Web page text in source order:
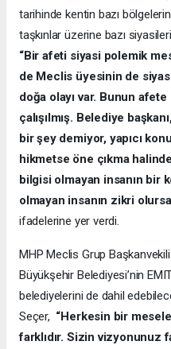
tarihinde kentin bazı
taşkınlar üzerine bazı
“Bir afeti siyasi polemik
de Meclis üyesinin de
doğa olayı var. Bunun
çalışılmış. Belediye
bir şey demiyor, yapıcı
hikmetse öne çıkma
bilgisi olmayan insanın bir
olmayan insanın zikri
ifadelerine yer verdi.
MHP Meclis Grup
Büyükşehir Belediyesi’nin
belediyelerini de dahil
Seçer, “Herkesin bir
farklıdır. Sizin vizyonunuz